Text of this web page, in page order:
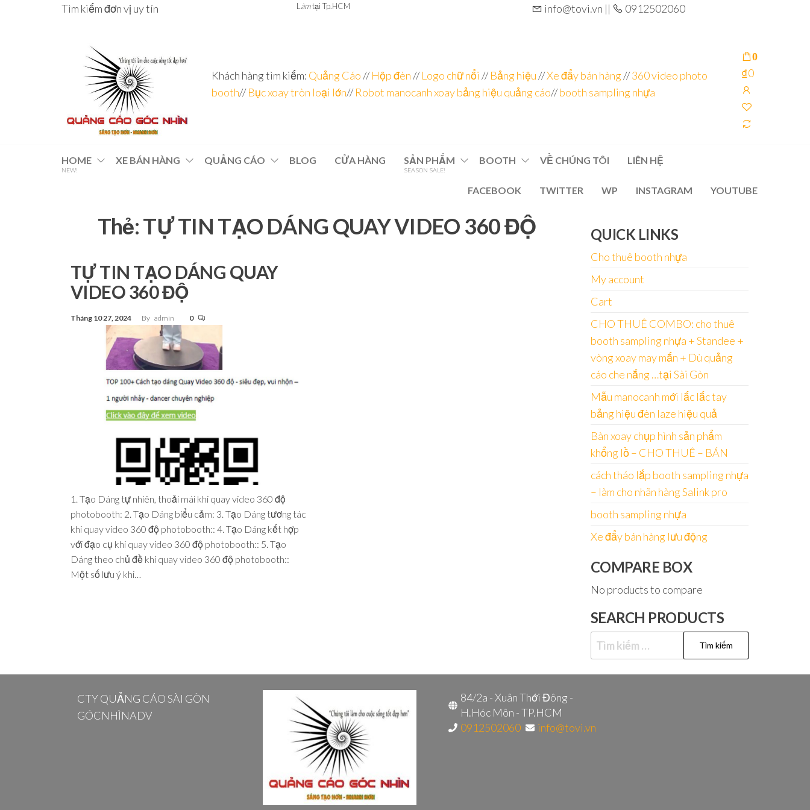
Tìm kiếm đơn vị uy tín L àmtại Tp.HCM info@tovi.vn || 0912502060
chuyên
sâu – 8
nghiệm
Agency –
nhà sản
bày… tại
Tp.Hồ
Chí Minh
Khách hàng tìm kiếm: Quảng Cáo//Hộp đèn//Logo chữ nổi //Bảng hiệu//Xe đẩy bán hàng//360 video photo
booth//Bục xoay tròn loại lớn//Robot manocanh xoay bảng hiệu quảng cáo//booth sampling nhựa
0
₫0
HOME
NEW!
XE BÁN HÀNG QUẢNG CÁO BLOG CỬA HÀNG SẢN PHẨM
SEASON SALE!
BOOTH VỀ CHÚNG TÔI LIÊN HỆ
FACEBOOK TWITTER WP INSTAGRAM YOUTUBE
Thẻ:TỰ TIN TẠO DÁNG QUAY VIDEO 360 ĐỘ
TỰ TIN TẠO DÁNG QUAY
VIDEO 360 ĐỘ
Tháng 10 27, 2024 By admin 0
1. Tạo Dáng tự nhiên, thoải mái khi quay video 360 độ
photobooth: 2. Tạo Dáng biểu cảm: 3. Tạo Dáng tương tác
khi quay video 360 độ photobooth:: 4. Tạo Dáng kết hợp
với đạo cụ khi quay video 360 độ photobooth:: 5. Tạo
Dáng theo chủ đề khi quay video 360 độ photobooth::
Một số lưu ý khi…
QUICK LINKS
Cho thuê booth nhựa
My account
Cart
CHO THUÊ COMBO: cho thuê
booth sampling nhựa + Standee +
vòng xoay may mắn + Dù quảng
cáo che nắng …tại Sài Gòn
Mẫu manocanh mới lắc lắc tay
bảng hiệu đèn laze hiệu quả
Bàn xoay chụp hình sản phẩm
khổng lồ – CHO THUÊ – BÁN
cách tháo lắp booth sampling nhựa
– làm cho nhãn hàng Salink pro
booth sampling nhựa
Xe đẩy bán hàng lưu động
COMPARE BOX
No products to compare
SEARCH PRODUCTS
Tìm
kiếm
cho:
CTY QUẢNG CÁO SÀI GÒN
GÓCNHÌNADV
84/2a - Xuân Thới Đông -
H.Hóc Môn - TP.HCM
0912502060
info@tovi.vn